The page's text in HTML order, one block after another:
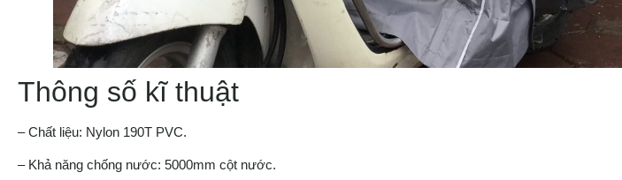
Thông số kĩ thuật
– Chất liệu: Nylon 190T PVC.
– Khả năng chống nước: 5000mm cột nước.